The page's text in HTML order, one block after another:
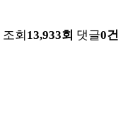
조회 13,933회 댓글0건